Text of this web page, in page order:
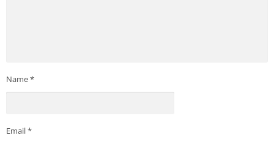
Name*
Email*